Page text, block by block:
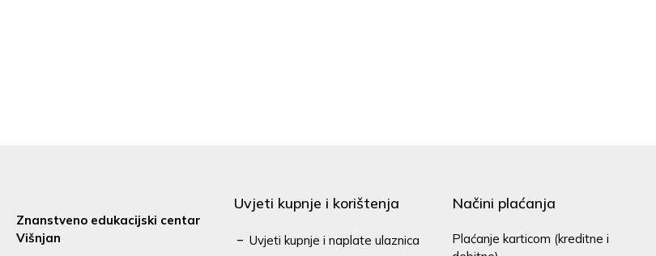
Znanstveno edukacijski centar
Višnjan
Uvjeti kupnje i korištenja
Uvjeti kupnje i naplate ulaznica
Načini plaćanja
Plaćanje karticom (kreditne i